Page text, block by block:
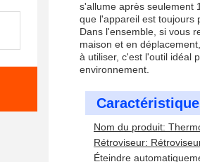
s'allume après seulement
que l'appareil est toujours
Dans l'ensemble, si vous
maison et en
à utiliser, c'est l'outil idéal
environnement.
Nom du produit:
Rétroviseur:
Éteindre